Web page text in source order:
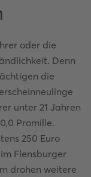
oder die
Denn
die
unter 21 Jahren
Promille.
250 Euro
Flensburger
drohen weitere